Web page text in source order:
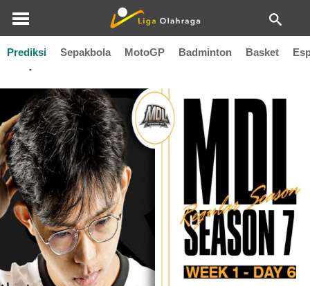
Prediksi Sepakbola MotoGP Badminton Basket
Rrq Sena